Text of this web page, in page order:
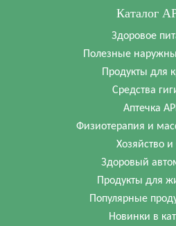
Каталог
Здоровое
Полезные
Продукты для
Средства
Аптечка
Физиотерапия и
Хозяйство
Здоровый
Продукты для
Популярные
Новинки в